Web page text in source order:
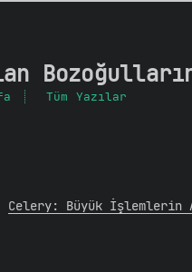
Tüm Yazılar
Celery: Büyük İşlemlerin